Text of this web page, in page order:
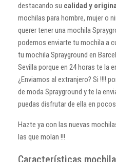
destacando su calidad y
mochilas para hombre, mujer o
querer tener una mochila
podemos enviarte tu mochila a
tu mochila Sprayground en
Sevilla porque en 24 horas te la
¿Enviamos al extranjero? Si !!!!
de moda Sprayground y te la
puedas disfrutar de ella en
Hazte ya con las nuevas
las que molan !!!
Características